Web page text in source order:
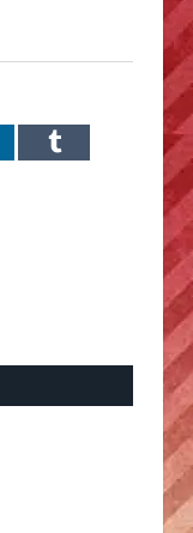
Tumblr